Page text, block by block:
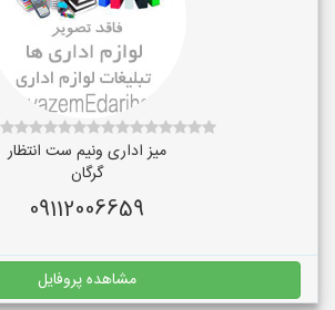
میز اداری ونیم ست انتظار
گرگان
09112006659
مشاهده پروفایل